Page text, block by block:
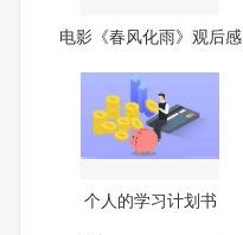
电影《春风化雨》观后感
个人的学习计划书